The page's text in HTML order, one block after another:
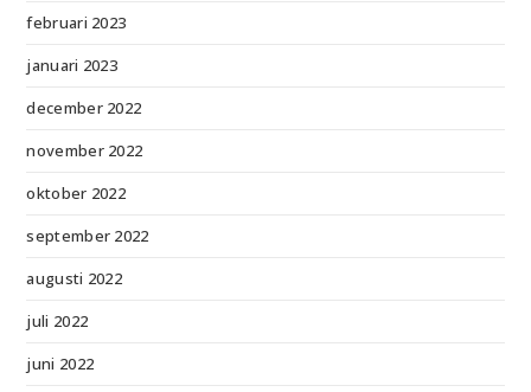
februari 2023
januari 2023
december 2022
november 2022
oktober 2022
september 2022
augusti 2022
juli 2022
juni 2022